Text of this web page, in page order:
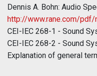
Dennis A. Bohn: Audio
http://www.rane.com/pdf/
CEI-IEC 268-1 - Sound
CEI-IEC 268-2 - Sound
Explanation of general